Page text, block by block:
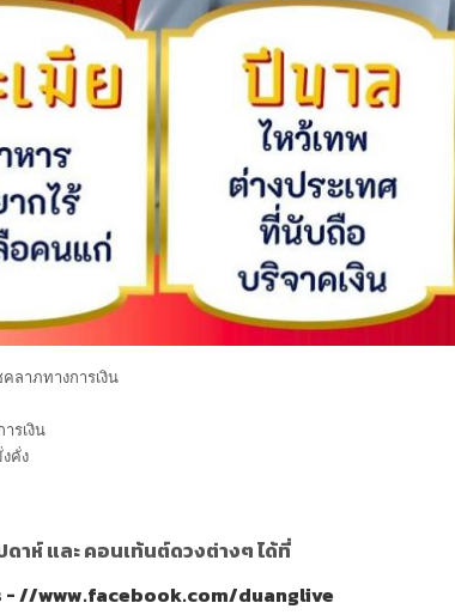
ลาภทางการเงิน
รเงิน
คั่ง
าห์ และ คอนเท้นต์ดวงต่างๆ ได้ที่
//www.facebook.com/duanglive